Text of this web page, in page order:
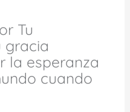
Tu
gracia
la esperanza
cuando